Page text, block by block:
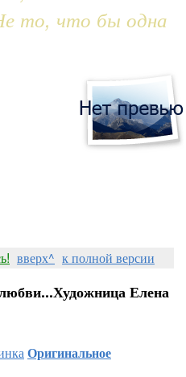
то, что бы одна
вверх^ к полной версии
Елена
Оригинальное